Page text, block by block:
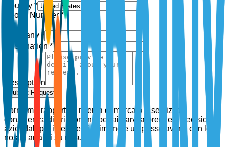
Country *
Phone Number *
Company *
Designation *
Description
Submit Request
Forniamo rapporti di ricerca di mercato e servizi di
consulenza di prim'ordine per aiutarvi a prendere decisioni
aziendali più intelligenti. Rimanete un passo avanti con le
nostre analisi su misura.